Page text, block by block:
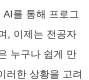
를 통해 프로그
, 이제는 전공자
누구나 쉽게 만
러한 상황을 고려